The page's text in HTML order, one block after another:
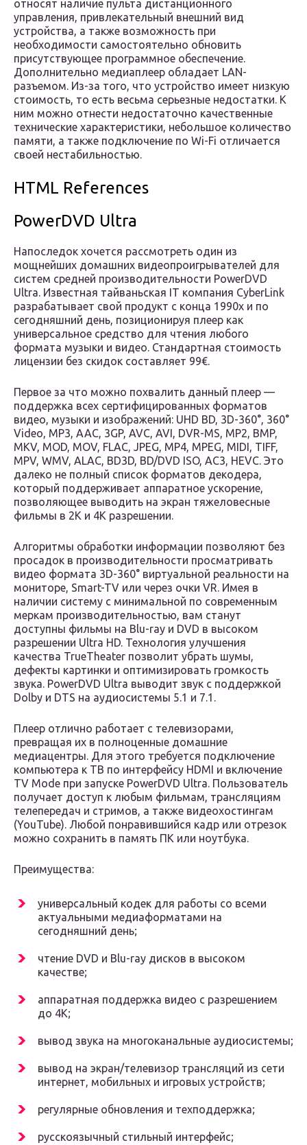
относят наличие пульта дистанционного
управления, привлекательный внешний вид
устройства, а также возможность при
необходимости самостоятельно обновить
присутствующее программное обеспечение.
Дополнительно медиаплеер обладает LAN-
разъемом. Из-за того, что устройство имеет низкую
стоимость, то есть весьма серьезные недостатки. К
ним можно отнести недостаточно качественные
технические характеристики, небольшое количество
памяти, а также подключение по Wi-Fi отличается
своей нестабильностью.
HTML References
PowerDVD Ultra
Напоследок хочется рассмотреть один из
мощнейших домашних видеопроигрывателей для
систем средней производительности PowerDVD
Ultra. Известная тайваньская IT компания CyberLink
разрабатывает свой продукт с конца 1990х и по
сегодняшний день, позиционируя плеер как
универсальное средство для чтения любого
формата музыки и видео. Стандартная стоимость
лицензии без скидок составляет 99€.
Первое за что можно похвалить данный плеер —
поддержка всех сертифицированных форматов
видео, музыки и изображений: UHD BD, 3D-360°, 360°
Video, MP3, AAC, 3GP, AVC, AVI, DVR-MS, MP2, BMP,
MKV, MOD, MOV, FLAC, JPEG, MP4, MPEG, MIDI, TIFF,
MPV, WMV, ALAC, BD3D, BD/DVD ISO, AC3, HEVC. Это
далеко не полный список форматов декодера,
который поддерживает аппаратное ускорение,
позволяющее выводить на экран тяжеловесные
фильмы в 2К и 4К разрешении.
Алгоритмы обработки информации позволяют без
просадок в производительности просматривать
видео формата 3D-360° виртуальной реальности на
мониторе, Smart-TV или через очки VR. Имея в
наличии систему с минимальной по современным
меркам производительностью, вам станут
доступны фильмы на Blu-ray и DVD в высоком
разрешении Ultra HD. Технология улучшения
качества TrueTheater позволит убрать шумы,
дефекты картинки и оптимизировать громкость
звука. PowerDVD Ultra выводит звук с поддержкой
Dolby и DTS на аудиосистемы 5.1 и 7.1.
Плеер отлично работает с телевизорами,
превращая их в полноценные домашние
медиацентры. Для этого требуется подключение
компьютера к ТВ по интерфейсу HDMI и включение
TV Mode при запуске PowerDVD Ultra. Пользователь
получает доступ к любым фильмам, трансляциям
телепередач и стримов, а также видеохостингам
(YouTube). Любой понравившийся кадр или отрезок
можно сохранить в память ПК или ноутбука.
Преимущества:
универсальный кодек для работы со всеми
актуальными медиаформатами на
сегодняшний день;
чтение DVD и Blu-ray дисков в высоком
качестве;
аппаратная поддержка видео с разрешением
до 4К;
вывод звука на многоканальные аудиосистемы;
вывод на экран/телевизор трансляций из сети
интернет, мобильных и игровых устройств;
регулярные обновления и техподдержка;
русскоязычный стильный интерфейс;